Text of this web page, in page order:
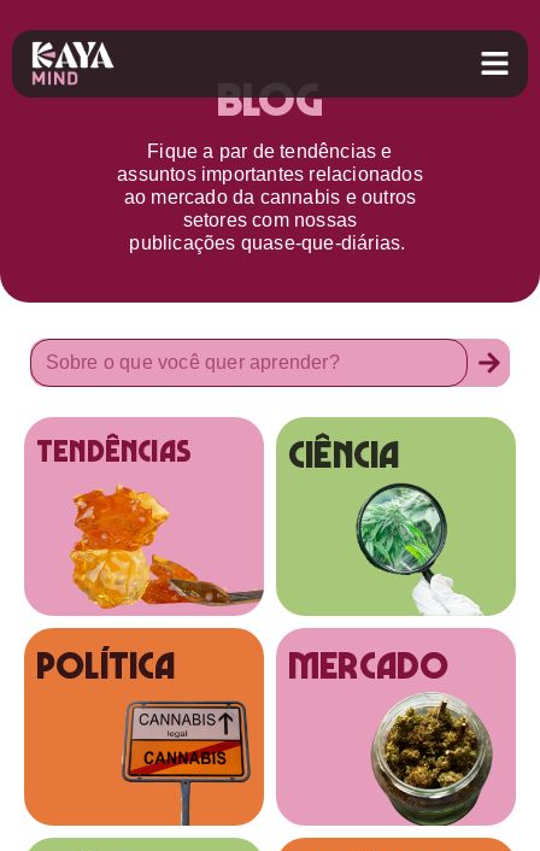
Blog
Fique a par detendências e
assuntos importantes relacionados
ao mercado da cannabis e outros
setorescom nossas
publicações quase-que-diárias.
tendências Ciência
Política MERCADO